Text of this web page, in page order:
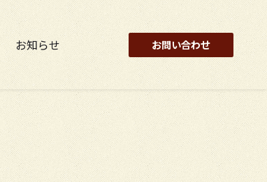
お知らせ お問い合わせ